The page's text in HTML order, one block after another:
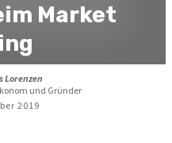
Market
Lorenzen
und Gründer
2019